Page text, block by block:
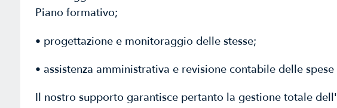
Piano formativo;
• progettazione e monitoraggio delle stesse;
• assistenza amministrativa e revisione contabile delle spese
Il nostro supporto garantisce pertanto la gestione totale